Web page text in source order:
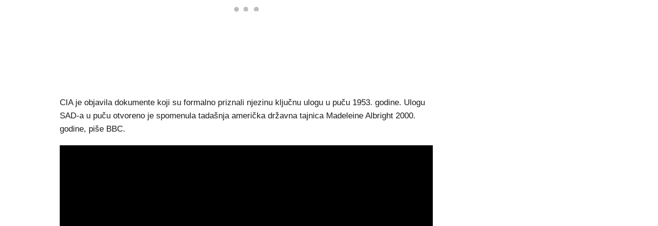
CIA je objavila dokumente koji su formalno priznali njezinu ključnu ulogu u puču 1953. godine. Ulogu
SAD-a u puču otvoreno je spomenula tadašnja američka državna tajnica Madeleine Albright 2000.
godine, piše BBC.